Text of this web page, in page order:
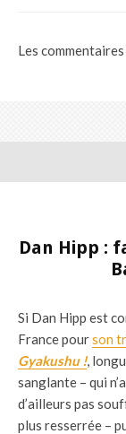
Les
Dan Hipp :
Si Dan Hipp est
France pourson
Gyakushu !,
sanglante – qui
d’ailleurs pas
plus resserrée –